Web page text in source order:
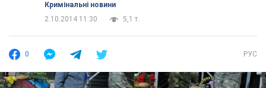
Кримінальні новини
2.10.2014 11:30
5,1 т.
0 РУС